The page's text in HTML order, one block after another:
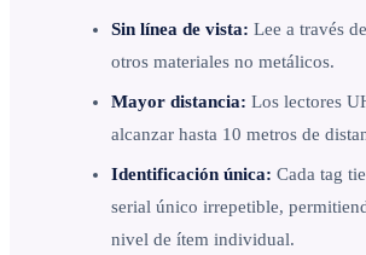
Sin línea de vista: Lee a través
otros materiales no metálicos.
Mayor distancia: Los lectores
alcanzar hasta 10 metros de
Identificación única: Cada tag
serial único irrepetible,
nivel de ítem individual.